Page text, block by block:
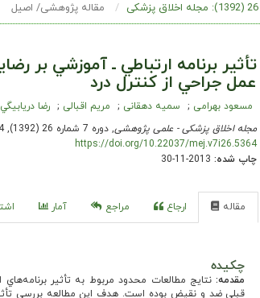
مقاله پژوهشی/ اصیل
تأثیر برنامه ارتباطي ـ آموزشي بر
عمل جراحي از كنترل درد
مسعود بهرامی سمیه دهقانی مریم اقبالی
رضا دريابيگي
مجله اخلاق پزشکی - علمی پژوهشی, دوره 7 شماره 26 (1392), 14 اردیبهشت 2014
https://doi.org/10.22037/mej.v7i26.5364
چاپ شده:2013-11-30
مقاله ارجاع مراجع آمار
چکیده
مقدمه: نتايج مطالعات محدود مربوط به تأثیر برنامه‌هاي
قبلي ضد و نقيض بوده است. هدف این مطالعه بررسی